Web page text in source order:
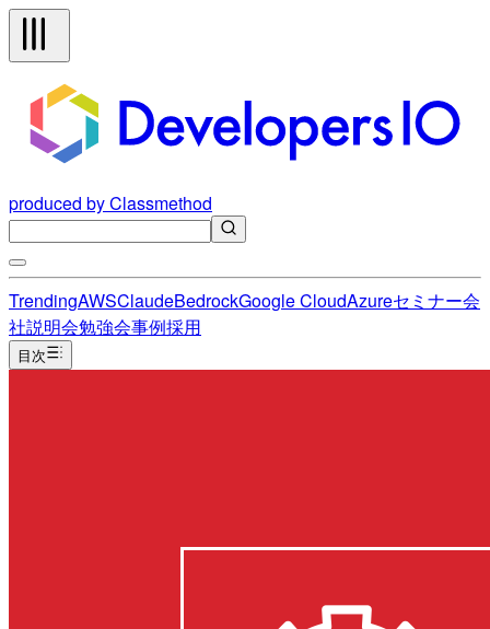
produced by Classmethod
TrendingAWSClaudeBedrockGoogle CloudAzureセミナー会
社説明会勉強会事例採用
目次